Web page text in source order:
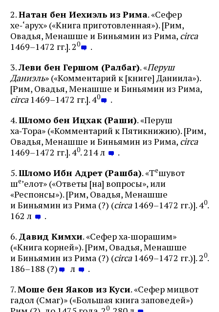
2.Натан бен Иехиэль из Рима. «Сефер
хе‑‘арух» («Книга приготовленная»). [Рим,
Овадья, Менашше и Биньямин из Рима, circa
1469–1472 гг.]. 20
.
3.Леви бен Гершом (Ралбаг). «Перуш
Даниэль» («Комментарий к [книге] Даниила»).
[Рим, Овадья, Менашше и Биньямин из Рима,
circa1469–1472 гг.]. 40
.
4.Шломо бен Ицхак (Раши). «Перуш
ха‑Тора» («Комментарий к Пятикнижию). [Рим,
Овадья, Менашше и Биньямин из Рима, circa
1469–1472 гг.]. 40. 214 л
.
5.Шломо Ибн Адрет (Рашба). «Тешувот
ше’елот» («Ответы [на] вопросы», или
«Респонсы»). [Рим, Овадья, Менашше
и Биньямин из Рима (?) (circa1469–1472 гг.)]. 40.
162 л
.
6. Давид Кимхи. «Сефер ха‑шорашим»
(«Книга корней»). [Рим, Овадья, Менашше
и Биньямин из Рима (?) (circa1469–1472 гг.)]. 20.
186–188 (?)
л
.
7.Моше бен Яаков из Куси. «Сефер мицвот
гадол (Смаг)» («Большая книга заповедей»)
0